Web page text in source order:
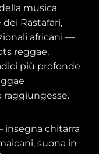
musica
Rastafari,
africani —
reggae,
più profonde
raggiungesse.
insegna chitarra
suona in